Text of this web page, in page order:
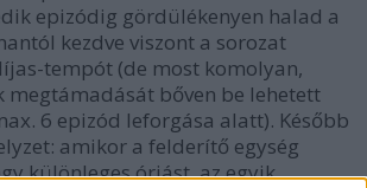
epizódig gördülékenyen halad a
kezdve viszont a sorozat
tempót (de most komolyan,
megtámadását bőven be lehetett
6 epizód leforgása alatt). Később
amikor a felderítő egység
különleges óriást, az egyik